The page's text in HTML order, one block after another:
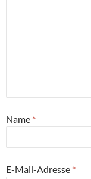
Name *
E-Mail-Adresse *